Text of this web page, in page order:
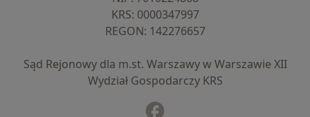
KRS: ⁠0000347997
REGON: ⁠142276657
Sąd Rejonowy dla m.st. Warszawy w Warszawie XII
Wydział Gospodarczy KRS